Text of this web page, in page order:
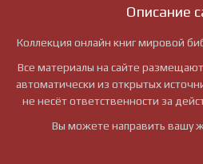
Описание
Коллекция онлайн книг мировой
Все материалы на сайте
автоматически из открытых
не несёт ответственности за
Вы можете направить вашу